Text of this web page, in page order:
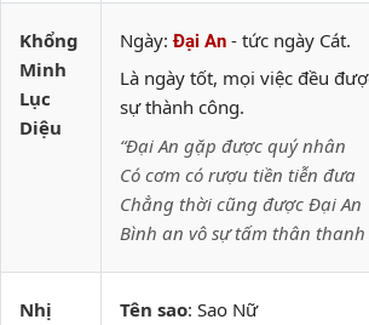
Khổng
Minh
Lục
Diệu
Ngày:Đại An - tức ngày Cát.
Là ngày tốt, mọi việc đều
sự thành công.
“Đại An gặp được quý nhân
Có cơm có rượu tiền tiễn đưa
Chẳng thời cũng được Đại An
Bình an vô sự tấm thân thanh
Nhị
Tên sao: Sao Nữ